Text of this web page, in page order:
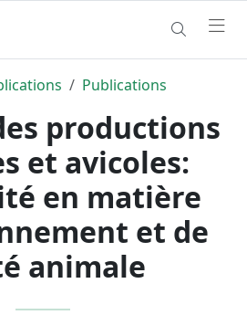
Publications
productions
et avicoles:
en matière
et de
animale